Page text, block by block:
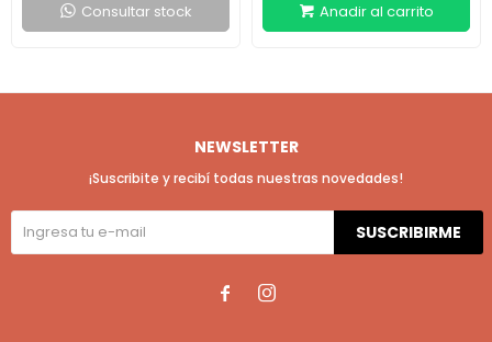
Consultar stock
NEWSLETTER
¡Suscribite y recibí todas nuestras novedades!
SUSCRIBIRME
 